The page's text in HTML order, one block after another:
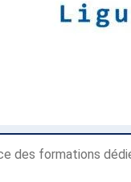
des formations